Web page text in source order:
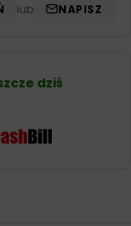
lub NAPISZ
dziś